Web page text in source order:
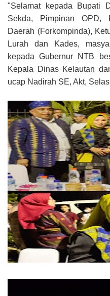
"Selamat kepada Bupati
Sekda, Pimpinan OPD,
Daerah (Forkompinda),
Lurah dan Kades,
kepada Gubernur NTB
Kepala Dinas Kelautan
ucap Nadirah SE, Akt,